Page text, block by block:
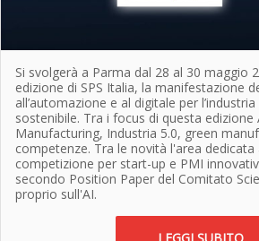
Si svolgerà a Parma dal 28 al 30 maggio
edizione di SPS Italia, la manifestazione
all’automazione e al digitale per
sostenibile. Tra i focus di questa edizione
Manufacturing, Industria 5.0, green
competenze. Tra le novità l'area dedicata
competizione per start-up e PMI
secondo Position Paper del Comitato
proprio sull'AI.